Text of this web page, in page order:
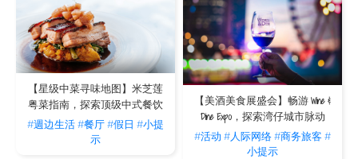
【星级中菜寻味地图】米芝莲
粤菜指南，探索顶级中式餐饮
#週边生活#餐厅#假日 #小提
示
【美酒美食展盛会】畅游 Wine &
Dine Expo，探索湾仔城市脉动
#活动 #人际网络#商务旅客 #
小提示